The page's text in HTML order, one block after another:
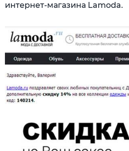
интернет-магазина Lamoda.